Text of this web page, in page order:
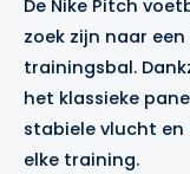
De Nike Pitch
zoek zijn naar
trainingsbal.
het klassieke
stabiele vlucht
elke training.